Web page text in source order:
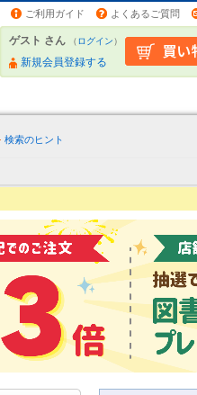
ご利用ガイド よくあるご質問
ゲスト さん （ログイン）
新規会員登録する
検索のヒント